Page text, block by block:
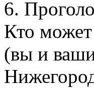
6.
Кто может
(вы и